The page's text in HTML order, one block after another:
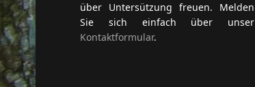
über Untersützung freuen. Melden
Sie sich einfach über unser
Kontaktformular.